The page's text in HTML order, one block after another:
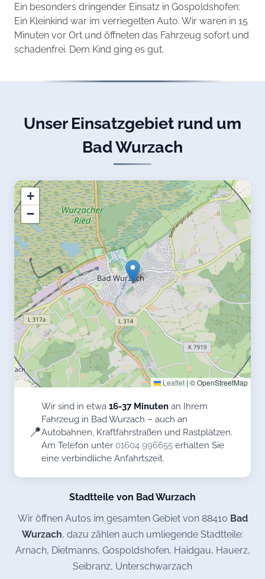
Ein besonders dringender Einsatz in Gospoldshofen:
Ein Kleinkind war im verriegelten Auto. Wir waren in 15
Minuten vor Ort und öffneten das Fahrzeug sofort und
schadenfrei. Dem Kind ging es gut.
Unser Einsatzgebiet rund um
Bad Wurzach
+
−
Leaflet | © OpenStreetMap
📍
Wir sind in etwa 16-37 Minuten an Ihrem
Fahrzeug in Bad Wurzach – auch an
Autobahnen, Kraftfahrstraßen und Rastplätzen.
Am Telefon unter 01604 996655 erhalten Sie
eine verbindliche Anfahrtszeit.
Stadtteile von Bad Wurzach
Wir öffnen Autos im gesamten Gebiet von 88410 Bad
Wurzach, dazu zählen auch umliegende Stadtteile:
Arnach, Dietmanns, Gospoldshofen, Haidgau, Hauerz,
Seibranz, Unterschwarzach